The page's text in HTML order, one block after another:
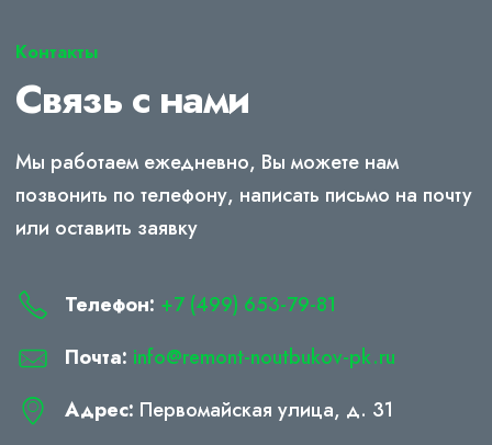
Контакты
Связь с нами
Мы работаем ежедневно, Вы можете нам
позвонить по телефону, написать письмо на почту
или оставить заявку
Телефон: +7 (499) 653-79-81
Почта: info@remont-noutbukov-pk.ru
Адрес: Первомайская улица, д. 31